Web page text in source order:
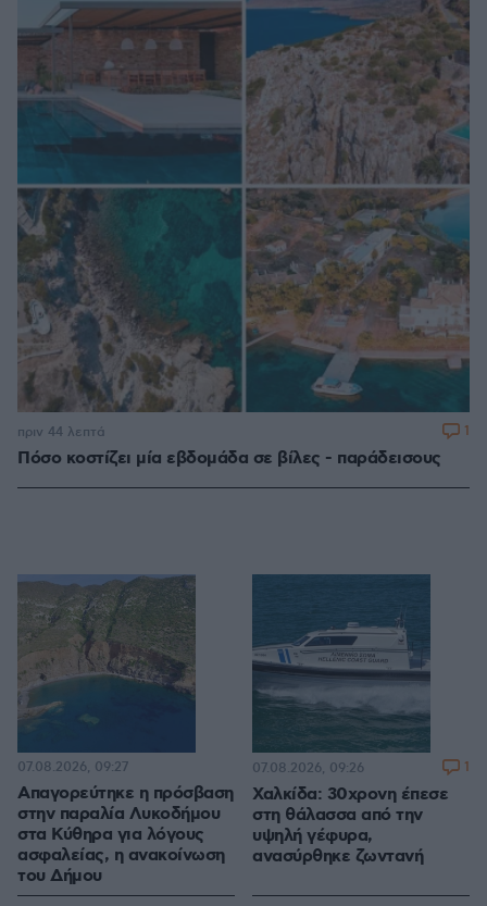
Πόσο κοστίζει μία εβδομάδα σε βίλες - παράδεισους
πριν 44 λεπτά 1
Απαγορεύτηκε η πρόσβαση
στην παραλία Λυκοδήμου
στα Κύθηρα για λόγους
ασφαλείας, η ανακοίνωση
του Δήμου
07.08.2026, 09:27
Χαλκίδα: 30χρονη έπεσε
στη θάλασσα από την
υψηλή γέφυρα,
ανασύρθηκε ζωντανή
07.08.2026, 09:26 1